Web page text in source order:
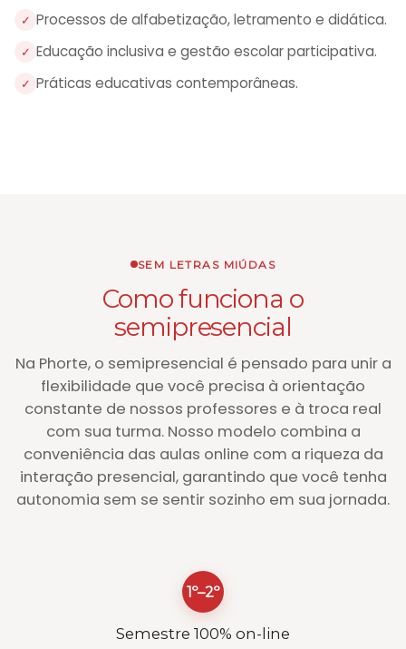
✓ Processos de alfabetização, letramento e didática.
✓ Educação inclusiva e gestão escolar participativa.
✓ Práticas educativas contemporâneas.
SEM LETRAS MIÚDAS
Como funciona o
semipresencial
Na Phorte, o semipresencial é pensado para unir a
flexibilidade que você precisa à orientação
constante de nossos professores e à troca real
com sua turma. Nosso modelo combina a
conveniência das aulas online com a riqueza da
interação presencial, garantindo que você tenha
autonomia sem se sentir sozinho em sua jornada.
1º–2º
Semestre 100% on-line